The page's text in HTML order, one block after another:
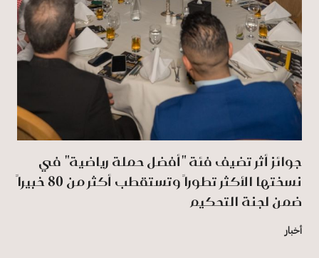
جوائز أثر تضيف فئة "أفضل حملة رياضية" في
نسختها الأكثر تطوراً وتستقطب أكثر من 80 خبيراً
ضمن لجنة التحكيم
أخبار